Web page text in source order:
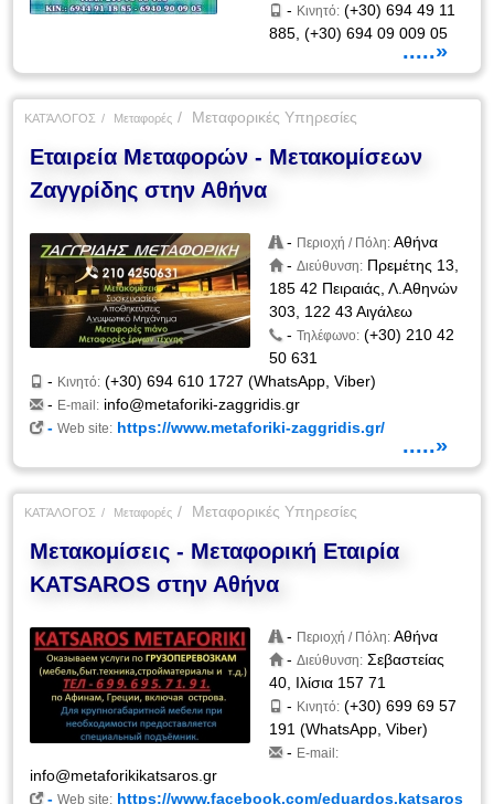
- Κινητό: (+30) 694 49 11
885, (+30) 694 09 009 05
.....»
ΚΑΤΆΛΟΓΟΣ Μεταφορές Μεταφορικές Υπηρεσίες
Εταιρεία Μεταφορών - Μετακομίσεων
Ζαγγρίδης στην Αθήνα
- Περιοχή / Πόλη: Αθήνα
-Διεύθυνση: Πρεμέτης 13,
185 42 Πειραιάς, Λ.Αθηνών
303, 122 43 Αιγάλεω
-Τηλέφωνο: (+30) 210 42
50 631
- Κινητό: (+30) 694 610 1727 (WhatsApp, Viber)
- E-mail: info@metaforiki-zaggridis.gr
-Web site: https://www.metaforiki-zaggridis.gr/
.....»
ΚΑΤΆΛΟΓΟΣ Μεταφορές Μεταφορικές Υπηρεσίες
Μετακομίσεις - Μεταφορική Εταιρία
KATSAROS στην Αθήνα
- Περιοχή / Πόλη: Αθήνα
-Διεύθυνση: Σεβαστείας
40, Ιλίσια 157 71
- Κινητό: (+30) 699 69 57
191 (WhatsApp, Viber)
- E-mail:
info@metaforikikatsaros.gr
-Web site: https://www.facebook.com/eduardos.katsaros